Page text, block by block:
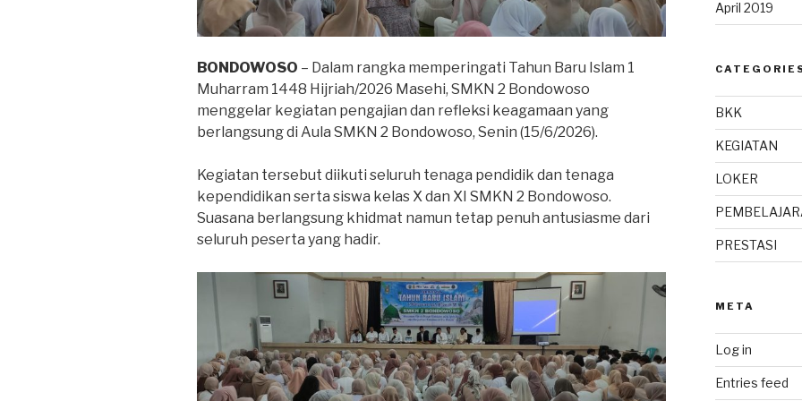
BONDOWOSO – Dalam rangka memperingati Tahun Baru Islam 1
Muharram 1448 Hijriah/2026 Masehi, SMKN 2 Bondowoso
menggelar kegiatan pengajian dan refleksi keagamaan yang
berlangsung di Aula SMKN 2 Bondowoso, Senin (15/6/2026).
Kegiatan tersebut diikuti seluruh tenaga pendidik dan tenaga
kependidikan serta siswa kelas X dan XI SMKN 2 Bondowoso.
Suasana berlangsung khidmat namun tetap penuh antusiasme dari
seluruh peserta yang hadir.
April 2019
BKK
KEGIATAN
LOKER
PRESTASI
META
Log in
Entries feed